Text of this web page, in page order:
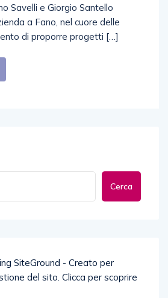
Savelli e Giorgio Santello
a Fano, nel cuore delle
di proporre progetti […]
Cerca